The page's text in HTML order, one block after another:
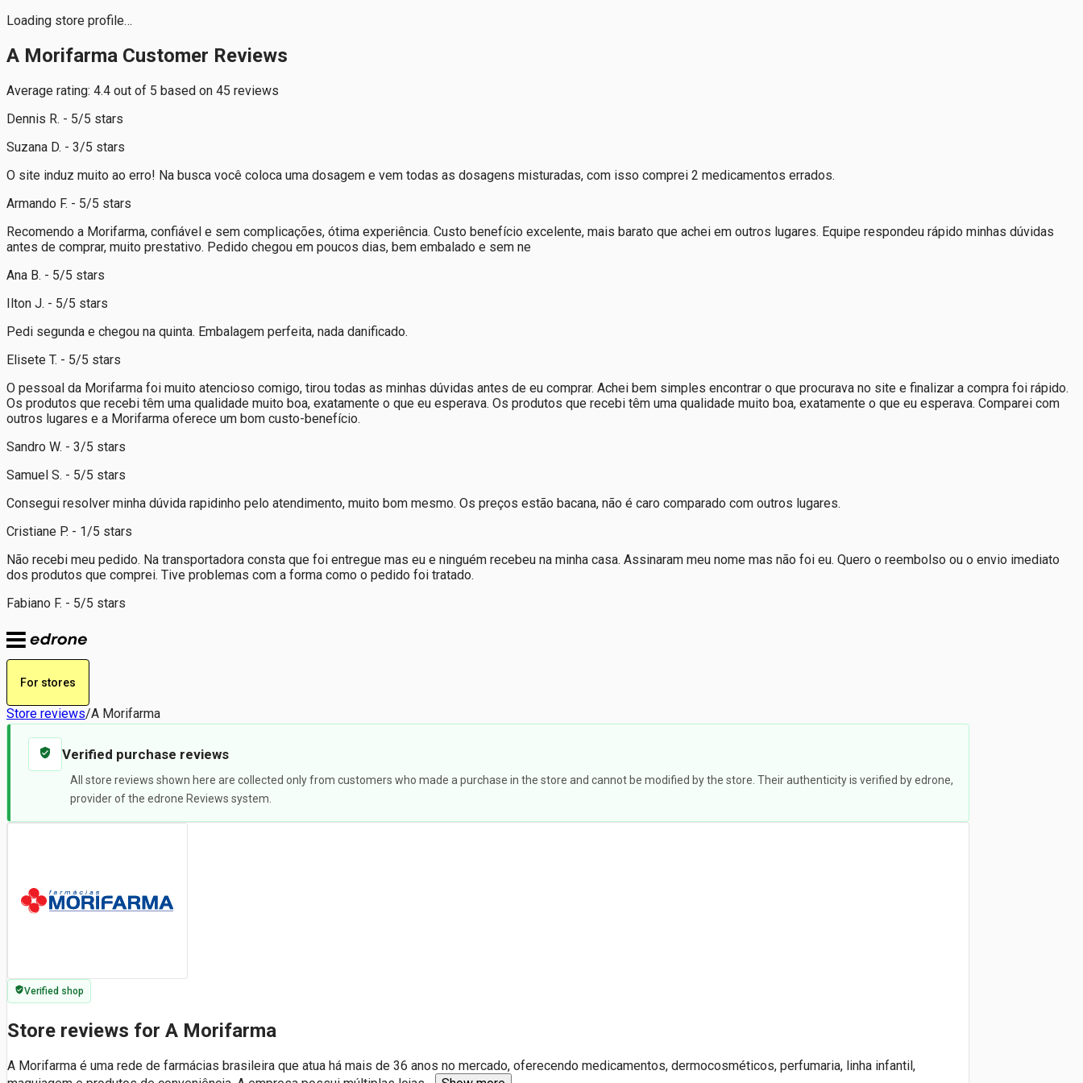
Loading store profile…
A Morifarma Customer Reviews
Average rating: 4.4 out of 5 based on 45 reviews
Dennis R. - 5/5 stars
Suzana D. - 3/5 stars
O site induz muito ao erro! Na busca você coloca uma dosagem e vem todas as dosagens misturadas, com isso comprei 2 medicamentos errados.
Armando F. - 5/5 stars
Recomendo a Morifarma, confiável e sem complicações, ótima experiência. Custo benefício excelente, mais barato que achei em outros lugares. Equipe respondeu rápido minhas dúvidas
antes de comprar, muito prestativo. Pedido chegou em poucos dias, bem embalado e sem ne
Ana B. - 5/5 stars
Ilton J. - 5/5 stars
Pedi segunda e chegou na quinta. Embalagem perfeita, nada danificado.
Elisete T. - 5/5 stars
O pessoal da Morifarma foi muito atencioso comigo, tirou todas as minhas dúvidas antes de eu comprar. Achei bem simples encontrar o que procurava no site e finalizar a compra foi rápido.
Os produtos que recebi têm uma qualidade muito boa, exatamente o que eu esperava. Os produtos que recebi têm uma qualidade muito boa, exatamente o que eu esperava. Comparei com
outros lugares e a Morifarma oferece um bom custo-benefício.
Sandro W. - 3/5 stars
Samuel S. - 5/5 stars
Consegui resolver minha dúvida rapidinho pelo atendimento, muito bom mesmo. Os preços estão bacana, não é caro comparado com outros lugares.
Cristiane P. - 1/5 stars
Não recebi meu pedido. Na transportadora consta que foi entregue mas eu e ninguém recebeu na minha casa. Assinaram meu nome mas não foi eu. Quero o reembolso ou o envio imediato
dos produtos que comprei. Tive problemas com a forma como o pedido foi tratado.
Fabiano F. - 5/5 stars
For stores
Store reviews/A Morifarma
Verified purchase reviews
All store reviews shown here are collected only from customers who made a purchase in the store and cannot be modified by the store. Their authenticity is verified by edrone,
provider of the edrone Reviews system.
Verified shop
Store reviews for A Morifarma
A Morifarma é uma rede de farmácias brasileira que atua há mais de 36 anos no mercado, oferecendo medicamentos, dermocosméticos, perfumaria, linha infantil,